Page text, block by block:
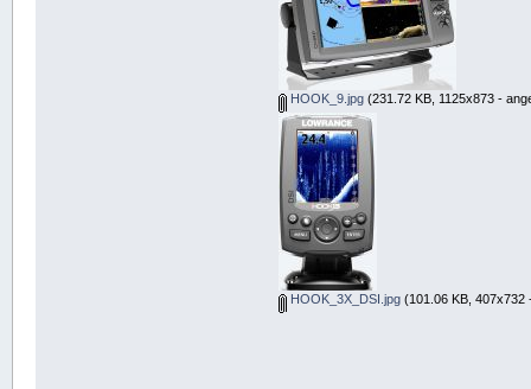
HOOK_9.jpg(231.72 KB, 1125x873 -
HOOK_3X_DSI.jpg(101.06 KB, 407x732